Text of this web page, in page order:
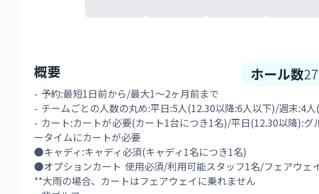
概要 ホール数27
- 予約:最短1日前から/最大1〜2ヶ月前まで
- チームごとの人数の丸め:平日:5人(12.30以降:6人以下)/週末:4
- カート:カートが必要(カート1台につき1名)/平日(12.30以降):グ
ータイムにカートが必要
●キャディ:キャディ必須(キャディ1名につき1名)
●オプションカート 使用必須/利用可能スタッフ1名/フェアウェ
**大雨の場合、カートはフェアウェイに乗れません